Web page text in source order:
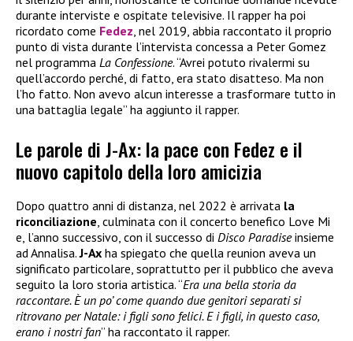
durante interviste e ospitate televisive. Il rapper ha poi
ricordato come Fedez, nel 2019, abbia raccontato il proprio
punto di vista durante l’intervista concessa a Peter Gomez
nel programma La Confessione. “Avrei potuto rivalermi su
quell’accordo perché, di fatto, era stato disatteso. Ma non
l’ho fatto. Non avevo alcun interesse a trasformare tutto in
una battaglia legale” ha aggiunto il rapper.
Le parole di J-Ax: la pace con Fedez e il
nuovo capitolo della loro amicizia
Dopo quattro anni di distanza, nel 2022 è arrivata la
riconciliazione, culminata con il concerto benefico Love Mi
e, l’anno successivo, con il successo di Disco Paradiseinsieme
ad Annalisa.J-Ax ha spiegato che quella reunion aveva un
significato particolare, soprattutto per il pubblico che aveva
seguito la loro storia artistica. “Era una bella storia da
raccontare. È un po’ come quando due genitori separati si
ritrovano per Natale: i figli sono felici. E i figli, in questo caso,
erano i nostri fan” ha raccontato il rapper.